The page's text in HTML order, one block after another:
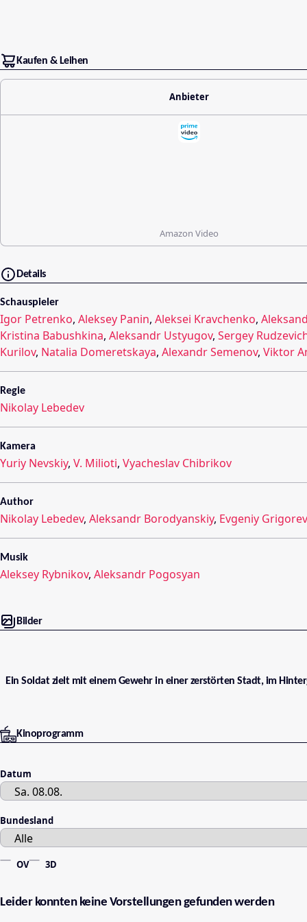
Kaufen & Leihen
Anbieter
Amazon Video
Details
Schauspieler
Igor Petrenko, Aleksey Panin, Aleksei Kravchenko,
Kristina Babushkina, Aleksandr Ustyugov, Sergey
Kurilov, Natalia Domeretskaya, Alexandr Semenov, Viktor
Regie
Nikolay Lebedev
Kamera
Yuriy Nevskiy, V. Milioti, Vyacheslav Chibrikov
Author
Nikolay Lebedev, Aleksandr Borodyanskiy, Evgeniy Grigorev
Musik
Aleksey Rybnikov, Aleksandr Pogosyan
Bilder
Ein Soldat zielt mit einem Gewehr in einer zerstörten Stadt, im
Kinoprogramm
Datum
Bundesland
OV 3D
Leider konnten keine Vorstellungen gefunden werden